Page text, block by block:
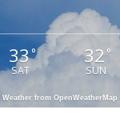
33°
SAT
32 °
SUN
Weather from OpenWeatherMap